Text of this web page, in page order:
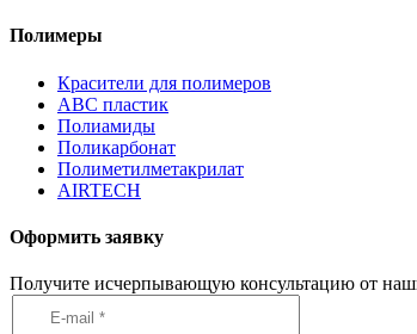
Полимеры
Красители для полимеров
АВС пластик
Полиамиды
Поликарбонат
Полиметилметакрилат
AIRTECH
Оформить заявку
Получите исчерпывающую консультацию от